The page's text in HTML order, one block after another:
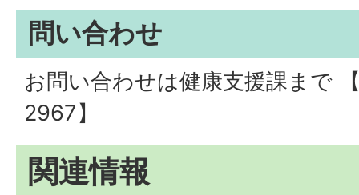
問い合わせ
お問い合わせは健康支援課まで
2967】
関連情報